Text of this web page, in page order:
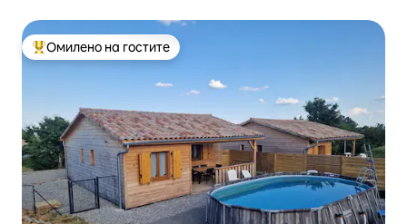
Меѓу најуспешните „Омилени на гостите“
Омилено на гостите